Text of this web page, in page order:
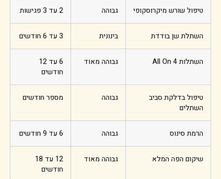
טיפול שורש מיקרוסקופי גבוהה 2 עד 3 פגישות
השתלת שן בודדת בינונית 3 עד 6 חודשים
השתלות All On 4 גבוהה מאוד
6 עד 12
חודשים
טיפול בדלקת סביב
השתלים
גבוהה מספר חודשים
הרמת סינוס גבוהה 6 עד 9 חודשים
שיקום הפה המלא גבוהה מאוד
12 עד 18
חודשים